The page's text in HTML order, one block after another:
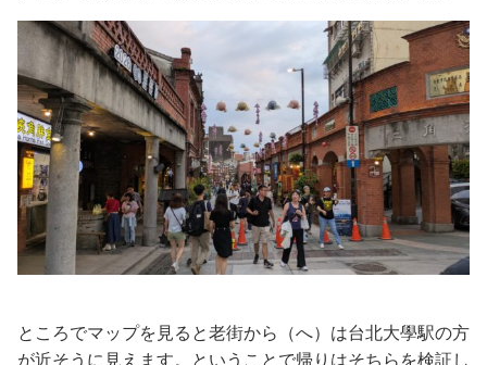
ところでマップを見ると老街から（へ）は台北大學駅の方
が近そうに見えます。ということで帰りはそちらを検証し